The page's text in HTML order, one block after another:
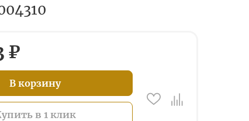
₽
В корзину
в 1 клик